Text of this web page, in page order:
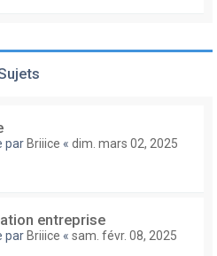
parBriiice « dim. mars 02, 2025
entreprise
parBriiice « sam. févr. 08, 2025